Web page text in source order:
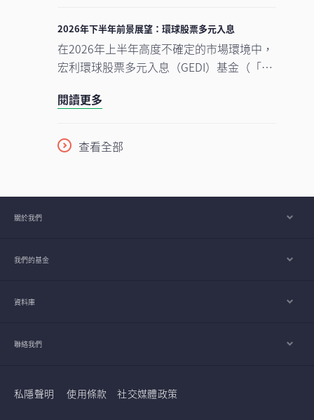
統。隨著行業於2026年上半年錄得亮麗表
現，我們對後市展望仍然正面，認為在盈利
增長強勁、資本投資持續增加，以及企業AI
使用率仍處於起步階段的支持下，行業升勢
有望延續至2026年下半年，並進一步推進至
2026年下半年前景展望：環球股票多元入息
在2026年上半年高度不確定的市場環境中，
宏利環球股票多元入息（GEDI）基金（「本
動性。此成果主要來自本基金的四大投資支
元分散配置增長型、價值型及收益型股票。
在《2026年下半年展望》中，亞洲區多元資
闡釋了本基金的獨特架構，如何在市場周期
閱讀更多
查看全部
關於我們
我們的基金
資料庫
聯絡我們
私隱聲明 使用條款 社交媒體政策